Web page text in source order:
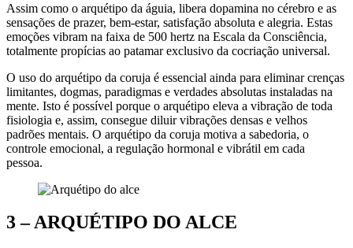
Assim como o arquétipo da águia, libera dopamina no cérebro e as
sensações de prazer, bem-estar, satisfação absoluta e alegria. Estas
emoções vibram na faixa de 500 hertz na Escala da Consciência,
totalmente propícias ao patamar exclusivo da cocriação universal.
O uso do arquétipo da coruja é essencial ainda para eliminar crenças
limitantes, dogmas, paradigmas e verdades absolutas instaladas na
mente. Isto é possível porque o arquétipo eleva a vibração de toda
fisiologia e, assim, consegue diluir vibrações densas e velhos
padrões mentais. O arquétipo da coruja motiva a sabedoria, o
controle emocional, a regulação hormonal e vibrátil em cada
pessoa.
3 –ARQUÉTIPO DO ALCE